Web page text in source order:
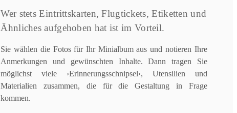
Wer stets Eintrittskarten, Flugtickets, Etiketten und
Ähnliches aufgehoben hat ist im Vorteil.
Sie wählen die Fotos für Ihr Minialbum aus und notieren Ihre
Anmerkungen und gewünschten Inhalte. Dann tragen Sie
möglichst viele ›Erinnerungsschnipsel‹, Utensilien und
Materialien zusammen, die für die Gestaltung in Frage
kommen.